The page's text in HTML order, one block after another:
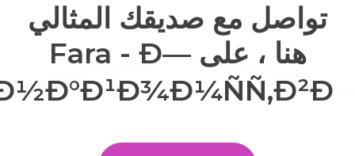
تواصل مع صديقك المثالي
هنا ، على Fara - Ð—